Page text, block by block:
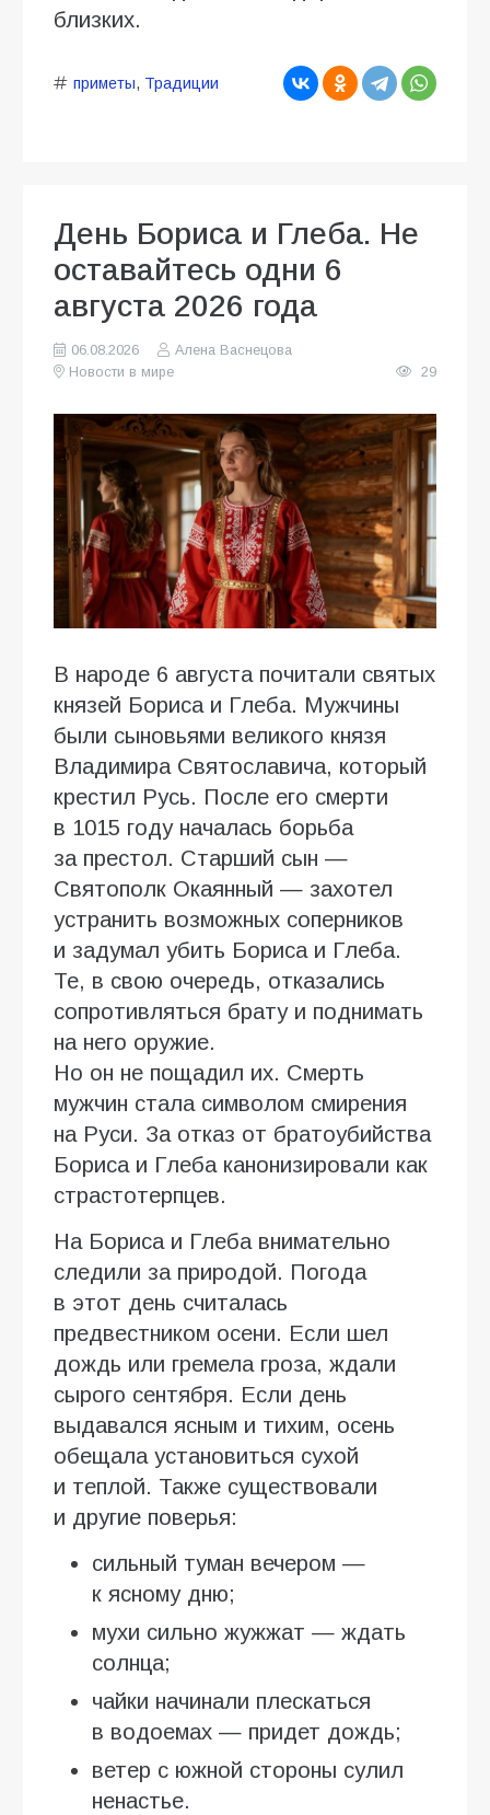
близких.
приметы, Традиции
День Бориса и Глеба. Не
оставайтесь одни 6
августа 2026 года
06.08.2026
Алена Васнецова
Новости в мире
29
В народе 6 августа почитали святых
князей Бориса и Глеба. Мужчины
были сыновьями великого князя
Владимира Святославича, который
крестил Русь. После его смерти
в 1015 году началась борьба
за престол. Старший сын —
Святополк Окаянный — захотел
устранить возможных соперников
и задумал убить Бориса и Глеба.
Те, в свою очередь, отказались
сопротивляться брату и поднимать
на него оружие.
Но он не пощадил их. Смерть
мужчин стала символом смирения
на Руси. За отказ от братоубийства
Бориса и Глеба канонизировали как
страстотерпцев.
На Бориса и Глеба внимательно
следили за природой. Погода
в этот день считалась
предвестником осени. Если шел
дождь или гремела гроза, ждали
сырого сентября. Если день
выдавался ясным и тихим, осень
обещала установиться сухой
и теплой. Также существовали
и другие поверья:
сильный туман вечером —
к ясному дню;
мухи сильно жужжат — ждать
солнца;
чайки начинали плескаться
в водоемах — придет дождь;
ветер с южной стороны сулил
ненастье.